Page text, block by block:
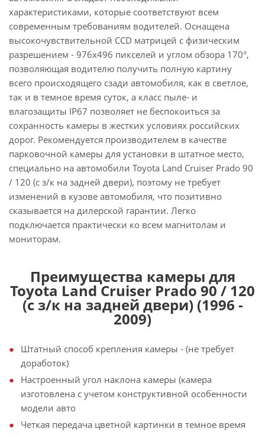
характеристиками, которые соответствуют всем
современным требованиям водителей. Оснащена
высокочувствительной CCD матрицей с физическим
разрешением - 976х496 пикселей и углом обзора 170°,
позволяющая водителю получить полную картину
всего происходящего сзади автомобиля, как в светлое,
так и в темное время суток, а класс пыле- и
влагозащиты IP67 позволяет не беспокоиться за
сохранность камеры в жестких условиях российских
дорог. Рекомендуется производителем в качестве
парковочной камеры для установки в штатное место,
специально на автомобили Toyota Land Cruiser Prado 90
/ 120 (с з/к на задней двери), поэтому не требует
изменений в кузове автомобиля, что позитивно
сказывается на дилерской гарантии. Легко
подключается практически ко всем магнитолам и
мониторам.
Преимущества камеры для
Toyota Land Cruiser Prado 90 / 120
(с з/к на задней двери) (1996 -
2009)
Штатный способ крепления камеры - (не требует
доработок)
Настроенный угол наклона камеры (камера
изготовлена с учетом конструктивной особенности
модели авто
Четкая передача цветной картинки в темное время